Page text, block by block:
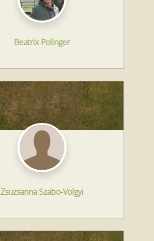
Beatrix Polinger
Zsuzsanna Szabo-Volgyi